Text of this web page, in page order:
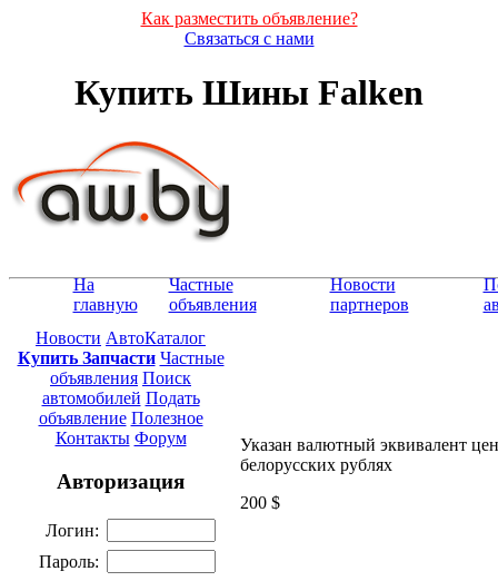
Как разместить объявление?
Связаться с нами
Купить Шины Falken
На
главную
Частные
объявления
Новости
партнеров
Новости АвтоКаталог
Купить Запчасти Частные
объявления Поиск
автомобилей Подать
объявление Полезное
Контакты Форум
Авторизация
Логин:
Пароль:
Указан валютный эквивалент
белорусских рублях
200 $